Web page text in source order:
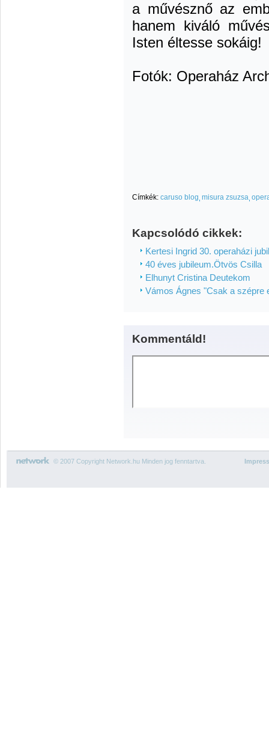
a művésznő az
hanem kiváló
Isten éltesse sokáig!
Fotók: Operaház
Címkék: caruso blog misura zsuzsa
Kapcsolódó cikkek:
Kertesi Ingrid 30. operaházi
40 éves jubileum.Ötvös Csilla
Elhunyt Cristina Deutekom
Vámos Ágnes "Csak a szépre
Kommentáld!
© 2007 Copyright Network.hu Minden jog fenntartva.